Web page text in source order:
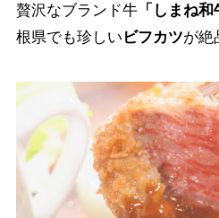
贅沢なブランド牛「しまね和
根県でも珍しい ビフカツが絶